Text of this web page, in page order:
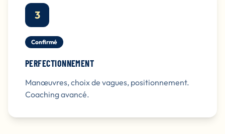
3
Confirmé
PERFECTIONNEMENT
Manœuvres, choix de vagues, positionnement.
Coaching avancé.